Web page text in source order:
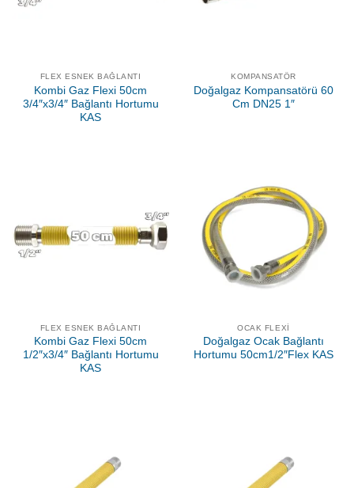
FLEX ESNEK BAĞLANTI
Kombi Gaz Flexi 50cm
3/4″x3/4″ Bağlantı Hortumu
KAS
KOMPANSATÖR
Doğalgaz Kompansatörü 60
Cm DN25 1″
FLEX ESNEK BAĞLANTI
Kombi Gaz Flexi 50cm
1/2″x3/4″ Bağlantı Hortumu
KAS
OCAK FLEXI
Doğalgaz Ocak Bağlantı
Hortumu 50cm1/2″Flex KAS